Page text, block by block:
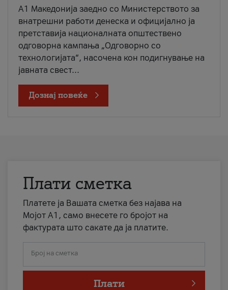
A1 Македонија заедно со Министерството за
внатрешни работи денеска и официјално ја
претставија националната општествено
одговорна кампања „Одговорно со
технологијата“, насочена кон подигнување на
јавната свест...
Дознај повеќе
Плати сметка
Платете ја Вашата сметка без најава на
Мојот А1, само внесете го бројот на
фактурата што сакате да ја платите.
Број на сметка
Плати